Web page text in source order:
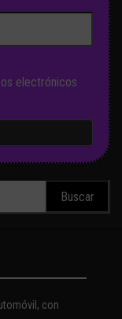
electrónicos
con